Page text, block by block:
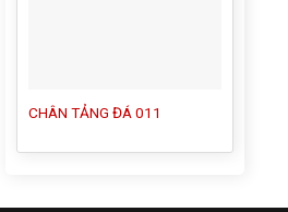
CHÂN TẢNG ĐÁ 011